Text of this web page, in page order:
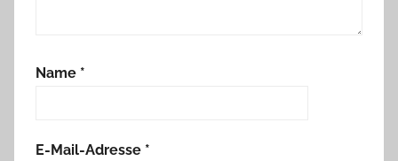
Name *
E-Mail-Adresse *